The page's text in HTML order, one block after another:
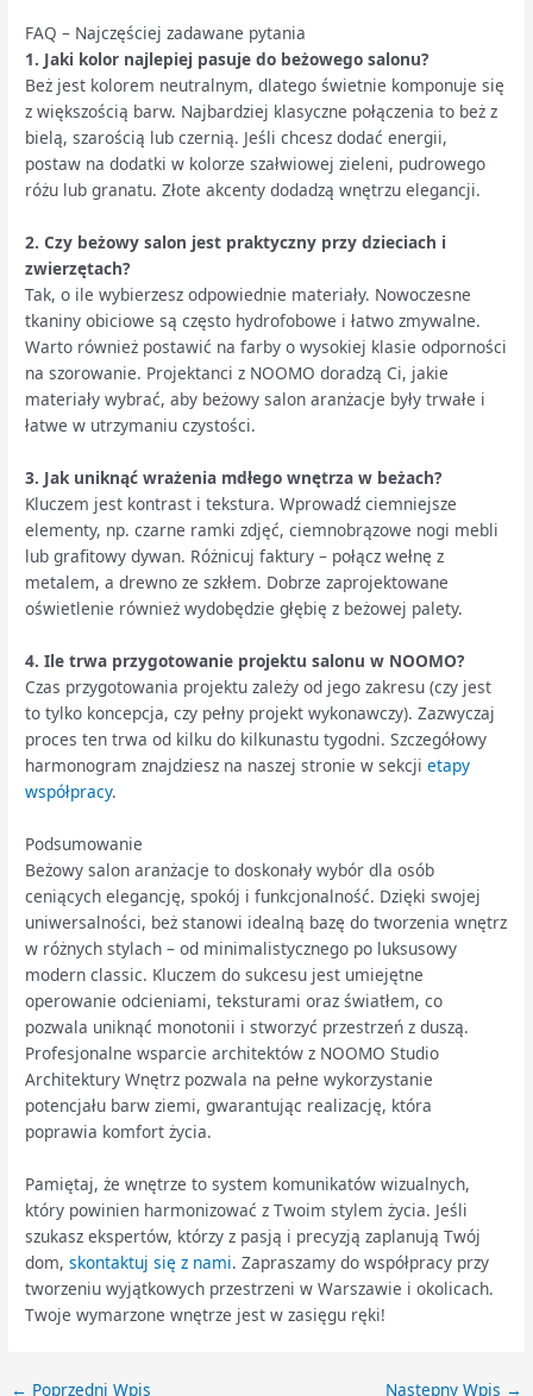
FAQ – Najczęściej zadawane pytania
1. Jaki kolor najlepiej pasuje do beżowego salonu?
Beż jest kolorem neutralnym, dlatego świetnie komponuje się
z większością barw. Najbardziej klasyczne połączenia to beż z
bielą, szarością lub czernią. Jeśli chcesz dodać energii,
postaw na dodatki w kolorze szałwiowej zieleni, pudrowego
różu lub granatu. Złote akcenty dodadzą wnętrzu elegancji.
2. Czy beżowy salon jest praktyczny przy dzieciach i
zwierzętach?
Tak, o ile wybierzesz odpowiednie materiały. Nowoczesne
tkaniny obiciowe są często hydrofobowe i łatwo zmywalne.
Warto również postawić na farby o wysokiej klasie odporności
na szorowanie. Projektanci z NOOMO doradzą Ci, jakie
materiały wybrać, aby beżowy salon aranżacje były trwałe i
łatwe w utrzymaniu czystości.
3. Jak uniknąć wrażenia mdłego wnętrza w beżach?
Kluczem jest kontrast i tekstura. Wprowadź ciemniejsze
elementy, np. czarne ramki zdjęć, ciemnobrązowe nogi mebli
lub grafitowy dywan. Różnicuj faktury – połącz wełnę z
metalem, a drewno ze szkłem. Dobrze zaprojektowane
oświetlenie również wydobędzie głębię z beżowej palety.
4. Ile trwa przygotowanie projektu salonu w NOOMO?
Czas przygotowania projektu zależy od jego zakresu (czy jest
to tylko koncepcja, czy pełny projekt wykonawczy). Zazwyczaj
proces ten trwa od kilku do kilkunastu tygodni. Szczegółowy
harmonogram znajdziesz na naszej stronie w sekcjietapy
współpracy.
Podsumowanie
Beżowy salon aranżacje to doskonały wybór dla osób
ceniących elegancję, spokój i funkcjonalność. Dzięki swojej
uniwersalności, beż stanowi idealną bazę do tworzenia wnętrz
w różnych stylach – od minimalistycznego po luksusowy
modern classic. Kluczem do sukcesu jest umiejętne
operowanie odcieniami, teksturami oraz światłem, co
pozwala uniknąć monotonii i stworzyć przestrzeń z duszą.
Profesjonalne wsparcie architektów z NOOMO Studio
Architektury Wnętrz pozwala na pełne wykorzystanie
potencjału barw ziemi, gwarantując realizację, która
poprawia komfort życia.
Pamiętaj, że wnętrze to system komunikatów wizualnych,
który powinien harmonizować z Twoim stylem życia. Jeśli
szukasz ekspertów, którzy z pasją i precyzją zaplanują Twój
dom,skontaktuj się z nami. Zapraszamy do współpracy przy
tworzeniu wyjątkowych przestrzeni w Warszawie i okolicach.
Twoje wymarzone wnętrze jest w zasięgu ręki!
← Poprzedni Wpis Następny Wpis →